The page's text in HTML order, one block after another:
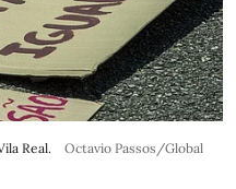
Real.
Octavio Passos/Global